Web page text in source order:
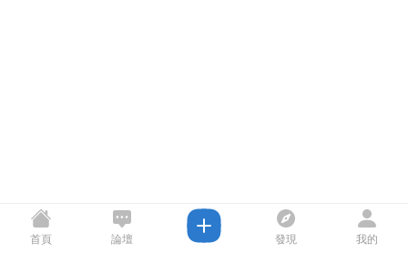
首頁 論壇 發現 我的